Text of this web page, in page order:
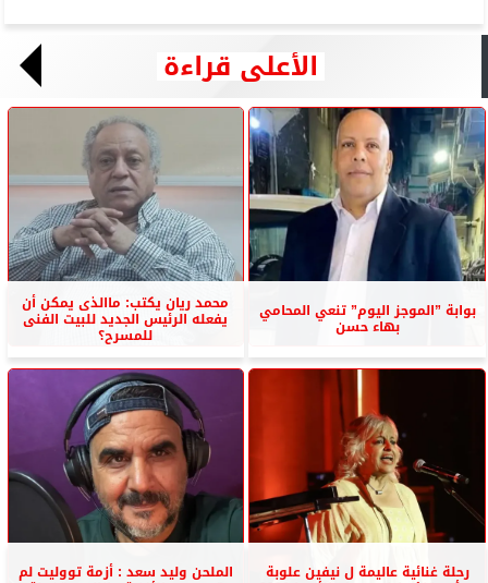
الأعلى قراءة
بوابة ”الموجز اليوم” تنعي المحامي
بهاء حسن
محمد ريان يكتب: ماالذى يمكن أن
يفعله الرئيس الجديد للبيت الفنى
للمسرح؟
رحلة غنائية عاليمة ل نيفين علوبة الملحن وليد سعد : أزمة تووليت لم